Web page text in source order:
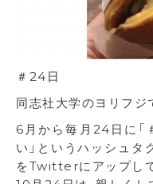
＃24日
同志社大学のヨリフジ
6月から毎月24日に
い」というハッシュタ
をTwitterにアップして